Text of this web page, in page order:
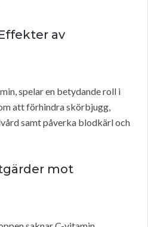
av
spelar en betydande roll i
att förhindra skörbjugg,
samt påverka blodkärl och
mot